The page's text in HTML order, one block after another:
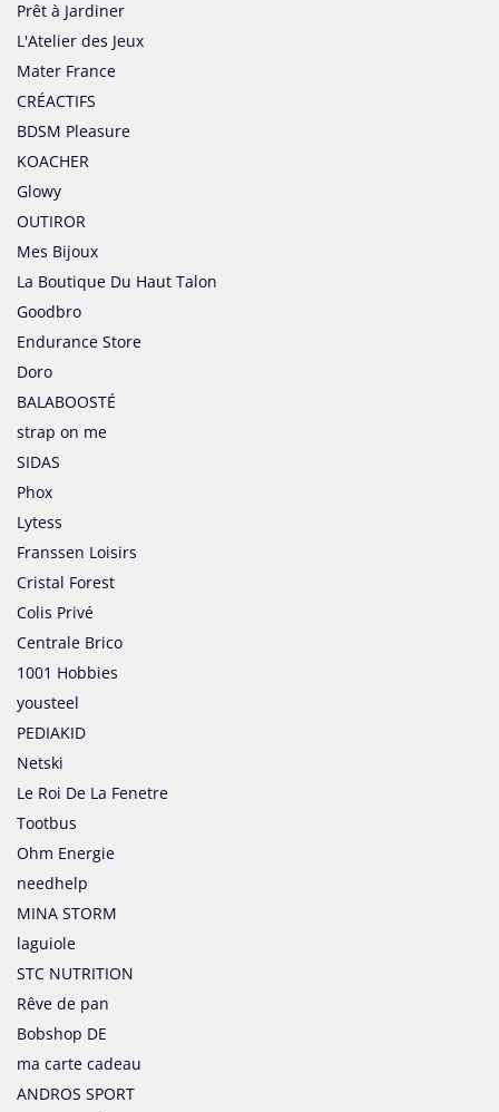
Prêt à Jardiner
L'Atelier des Jeux
Mater France
CRÉACTIFS
BDSM Pleasure
KOACHER
Glowy
OUTIROR
Mes Bijoux
La Boutique Du Haut Talon
Goodbro
Endurance Store
Doro
BALABOOSTÉ
strap on me
SIDAS
Phox
Lytess
Franssen Loisirs
Cristal Forest
Colis Privé
Centrale Brico
1001 Hobbies
yousteel
PEDIAKID
Netski
Le Roi De La Fenetre
Tootbus
Ohm Energie
needhelp
MINA STORM
laguiole
STC NUTRITION
Rêve de pan
Bobshop DE
ma carte cadeau
ANDROS SPORT